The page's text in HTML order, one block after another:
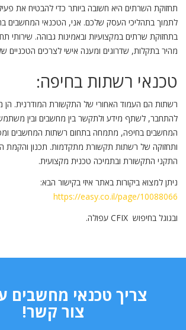
תחזוקת השרתים היא חשובה ביותר כדי להבטיח את
לתמוך בתהליכי העסק שלכם. אני, הטכנאי המחשבים
בתחזוקת שרתים במקצועיות ובאמינות גבוהה. שירותי
מהיר בתקלות, שדרוגים ומענה אישי לצרכים
טכנאי רשתות בחיפה:
רשתות הם העמוד האחורי של התקשורת המודרנית. הן
להתחבר, לשתף מידע ולתקשר בין מחשבים ובין
המחשבים בחיפה, מתמחה בתחום רשתות המחשבים
ותחזוקה של רשתות תקשורת מתקדמות. תכנון והקמת
התקני התקשורת ובתמיכה טכנית מקצועית.
ניתן למצוא ביקורות באתר איזי בקישור הבא:
https://easy.co.il/page/10088066
ובגוגל בחיפוש CFIX עפולה.
צריך טכנאי מחשבים
צור קשר!